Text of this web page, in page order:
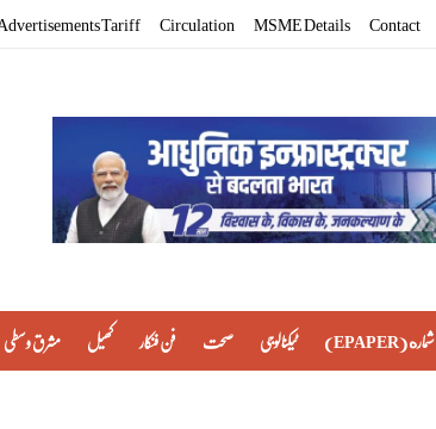
Tariff Circulation MSME Details Contact
مشرق وسطی کھیل فن فنکار صحت ٹیکنالوجی (EPAPER) شماره